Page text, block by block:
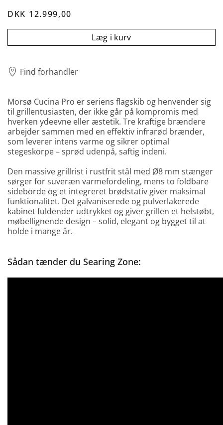
DKK 12.999,00
Læg i kurv
Find forhandler
Morsø Cucina Pro er seriens flagskib og henvender sig
til grillentusiasten, der ikke går på kompromis med
hverken ydeevne eller æstetik. Tre kraftige brændere
arbejder sammen med en effektiv infrarød brænder,
som leverer intens varme og sikrer optimal
stegeskorpe – sprød udenpå, saftig indeni.
Den massive grillrist i rustfrit stål med Ø8 mm stænger
sørger for suveræn varmefordeling, mens to foldbare
sideborde og et integreret brødstativ giver maksimal
funktionalitet. Det galvaniserede og pulverlakerede
kabinet fuldender udtrykket og giver grillen et helstøbt,
møbellignende design – solid, elegant og bygget til at
holde i mange år.
Sådan tænder du Searing Zone: